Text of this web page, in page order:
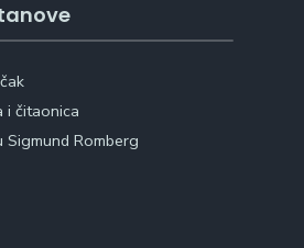
i čitaonica
Romberg